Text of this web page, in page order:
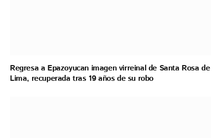
Regresa a Epazoyucan imagen virreinal de Santa Rosa de
Lima, recuperada tras 19 años de su robo